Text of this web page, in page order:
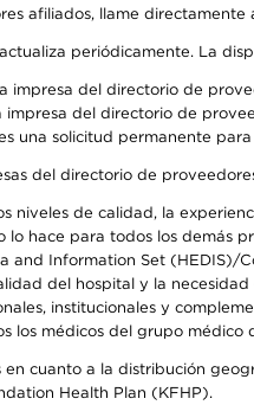
afiliados, llame directamente
periódicamente. La
impresa del directorio de
impresa del directorio de
una solicitud permanente
del directorio de
niveles de calidad, la
lo hace para todos los demás
Information Set (HEDIS)/
del hospital y la
institucionales y
los médicos del grupo
en cuanto a la distribución
Health Plan (KFHP).